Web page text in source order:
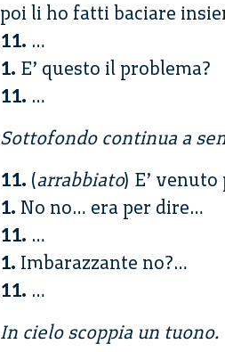
poi li ho fatti baciare
11. …
1. E’ questo il problema?
11. …
Sottofondo continua a
11. (arrabbiato) E’
1. No no… era per dire…
11. …
1. Imbarazzante no?…
11. …
In cielo scoppia un tuono.